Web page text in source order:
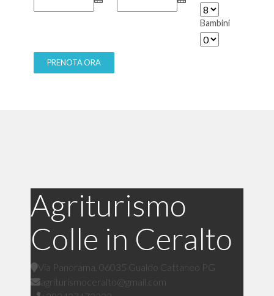
Bambini
Agriturismo
Colle in Ceralto
Via Panorama, 06035 Gualdo Cattaneo PG
agriturismoceralto@gmail.com